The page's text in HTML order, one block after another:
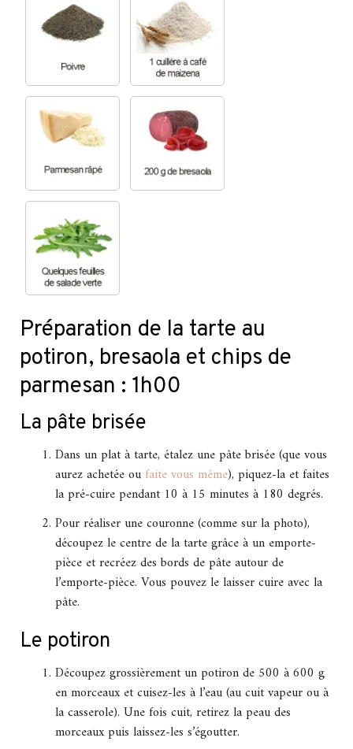
Préparation de la tarte au
potiron, bresaola et chips de
parmesan : 1h00
La pâte brisée
Dans un plat à tarte, étalez une pâte brisée (que vous
aurez achetée ou faite vous même), piquez-la et faites
la pré-cuire pendant 10 à 15 minutes à 180 degrés.
Pour réaliser une couronne (comme sur la photo),
découpez le centre de la tarte grâce à un emporte-
pièce et recréez des bords de pâte autour de
l’emporte-pièce. Vous pouvez le laisser cuire avec la
pâte.
Le potiron
Découpez grossièrement un potiron de 500 à 600 g
en morceaux et cuisez-les à l’eau (au cuit vapeur ou à
la casserole). Une fois cuit, retirez la peau des
morceaux puis laissez-les s’égoutter.